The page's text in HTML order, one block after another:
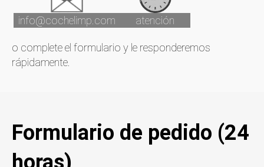
info@cochelimp.com atención
o complete el formulario y le responderemos
rápidamente.
Formulario de pedido (24